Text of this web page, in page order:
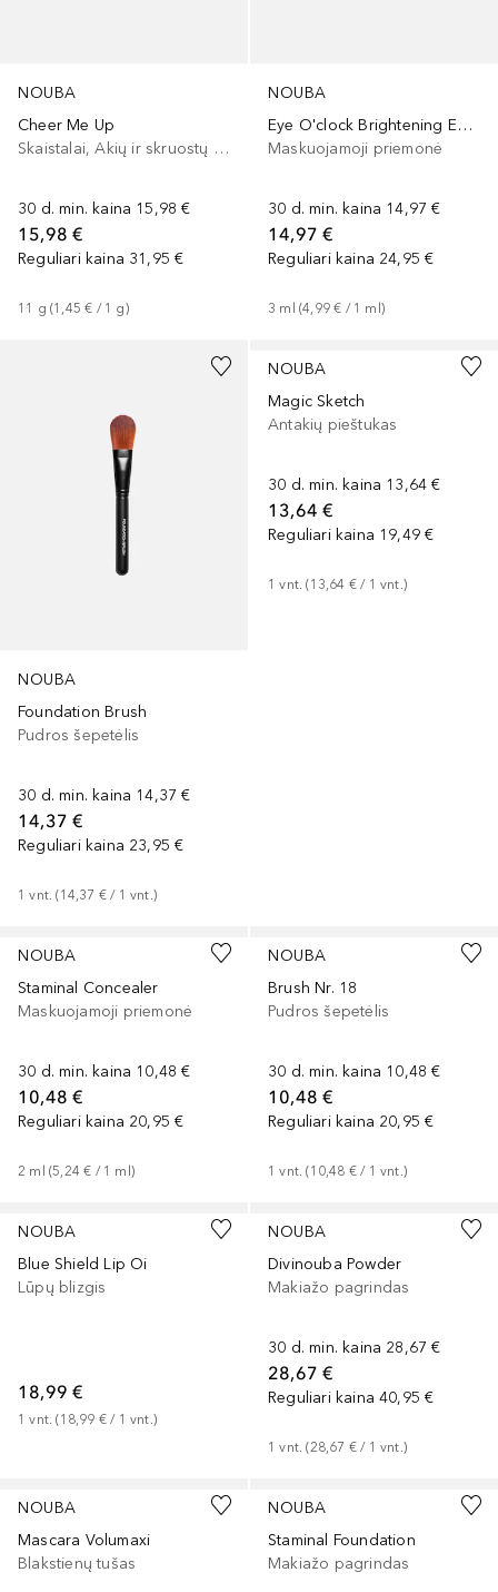
NOUBA
Cheer Me Up
Skaistalai, Akių ir skruostų dažai, Lūpų ir skruostų dažai
30 d. min. kaina 15,98 €
15,98 €
Reguliari kaina 31,95 €
11 g (1,45 € / 1 g)
NOUBA
Eye O'clock Brightening Essential
Maskuojamoji priemonė
30 d. min. kaina 14,97 €
14,97 €
Reguliari kaina 24,95 €
3 ml (4,99 € / 1 ml)
NOUBA
Foundation Brush
Pudros šepetėlis
30 d. min. kaina 14,37 €
14,37 €
Reguliari kaina 23,95 €
1 vnt. (14,37 € / 1 vnt. )
NOUBA
Magic Sketch
Antakių pieštukas
30 d. min. kaina 13,64 €
13,64 €
Reguliari kaina 19,49 €
1 vnt. (13,64 € / 1 vnt. )
NOUBA
Staminal Concealer
Maskuojamoji priemonė
30 d. min. kaina 10,48 €
10,48 €
Reguliari kaina 20,95 €
2 ml (5,24 € / 1 ml)
NOUBA
Brush Nr. 18
Pudros šepetėlis
30 d. min. kaina 10,48 €
10,48 €
Reguliari kaina 20,95 €
1 vnt. (10,48 € / 1 vnt. )
NOUBA
Blue Shield Lip Oi
Lūpų blizgis
18,99 €
1 vnt. (18,99 € / 1 vnt. )
NOUBA
Divinouba Powder
Makiažo pagrindas
30 d. min. kaina 28,67 €
28,67 €
Reguliari kaina 40,95 €
1 vnt. (28,67 € / 1 vnt. )
NOUBA
Mascara Volumaxi
Blakstienų tušas
NOUBA
Staminal Foundation
Makiažo pagrindas